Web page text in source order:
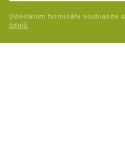
Odesláním formuláře souhlasíte s
údajů